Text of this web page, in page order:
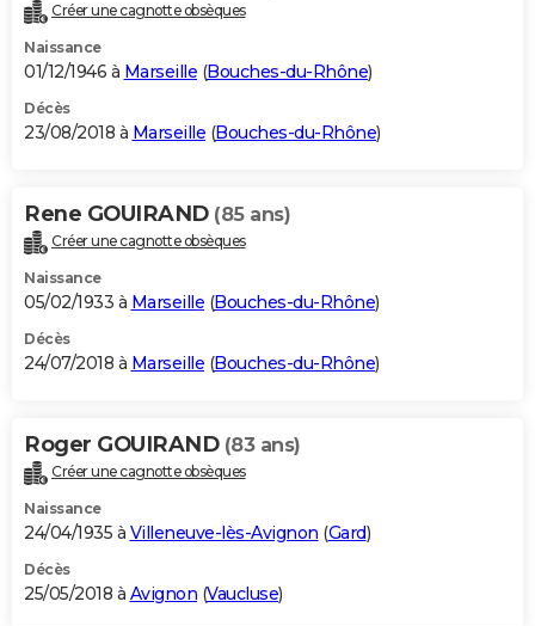
Créer une cagnotte obsèques
Naissance
01/12/1946 à Marseille (Bouches-du-Rhône)
Décès
23/08/2018 à Marseille (Bouches-du-Rhône)
Rene GOUIRAND (85 ans)
Créer une cagnotte obsèques
Naissance
05/02/1933 à Marseille (Bouches-du-Rhône)
Décès
24/07/2018 à Marseille (Bouches-du-Rhône)
Roger GOUIRAND (83 ans)
Créer une cagnotte obsèques
Naissance
24/04/1935 à Villeneuve-lès-Avignon (Gard)
Décès
25/05/2018 à Avignon (Vaucluse)